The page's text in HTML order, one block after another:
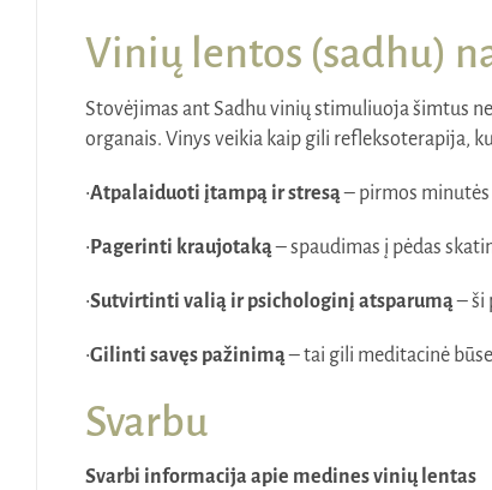
Vinių lentos (sadhu)
Stovėjimas ant Sadhu vinių stimuliuoja šimtus
organais. Vinys veikia kaip gili refleksoterapija,
•Atpalaiduoti įtampą ir stresą– pirmos
• Pagerinti kraujotaką– spaudimas į pėdas
•Sutvirtinti valią ir psichologinį atsparumą– ši
•Gilinti savęs pažinimą– tai gili meditacinė
Svarbu
Svarbi informacija apie medines vinių lentas